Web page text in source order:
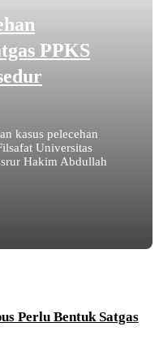
PPKS
kasus pelecehan
Universitas
Hakim Abdullah
Perlu Bentuk Satgas